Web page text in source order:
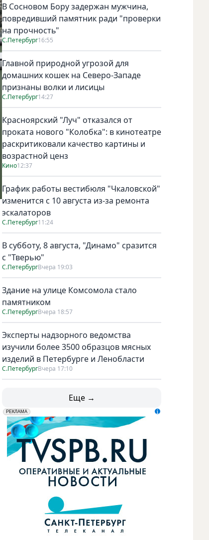
Всего в параде участвовали более 260 раритетов. Фото
В Сосновом Бору задержан мужчина,
повредивший памятник ради "проверки
на прочность"
С.Петербург16:55
Главной природной угрозой для
домашних кошек на Северо-Западе
признаны волки и лисицы
С.Петербург14:27
Красноярский "Луч" отказался от
проката нового "Колобка": в кинотеатре
раскритиковали качество картины и
возрастной ценз
Кино12:37
График работы вестибюля "Чкаловской"
изменится с 10 августа из-за ремонта
эскалаторов
С.Петербург11:24
В субботу, 8 августа, "Динамо" сразится
с "Тверью"
С.ПетербургВчера 19:03
Здание на улице Комсомола стало
памятником
С.ПетербургВчера 18:57
Эксперты надзорного ведомства
изучили более 3500 образцов мясных
изделий в Петербурге и Ленобласти
С.ПетербургВчера 17:10
Еще →
erid: LdtCK5udn
РЕКЛАМА
АО "ГАТР", ИНН: 7841320717